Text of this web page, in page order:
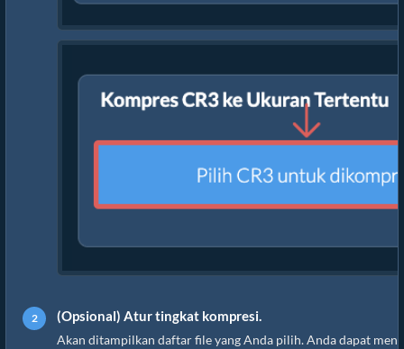
(Opsional) Atur tingkat kompresi.
Akan ditampilkan daftar file yang Anda pilih. Anda dapat